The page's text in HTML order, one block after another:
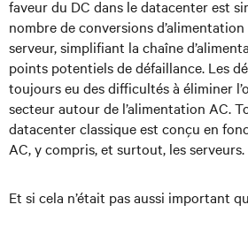
faveur du DC dans le datacenter est
nombre de conversions
serveur, simplifiant la chaîne
points potentiels de défaillance. Les
toujours eu des difficultés à éliminer
secteur autour de l’alimentation AC.
datacenter classique est conçu en
AC, y compris, et surtout, les serveurs.
Et si cela n’était pas aussi important